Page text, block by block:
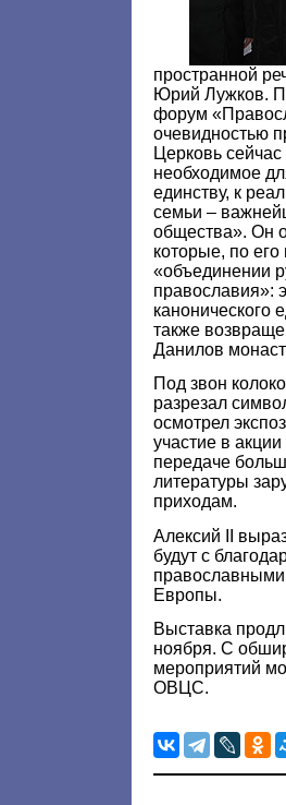
пространной
Юрий Лужков.
форум
очевидностью
Церковь
необходимое
единству, к
семьи –
общества». Он
которые, по
«объединении
православия»:
также
Данилов
Под звон
разрезал
осмотрел
участие в
передаче
литературы
приходам.
Алексий II
будут с
Европы.
Выставка
ноября. С
мероприятий
ОВЦС.